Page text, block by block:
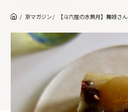
京マガジン 【斗六屋の水無月】舞妓さ